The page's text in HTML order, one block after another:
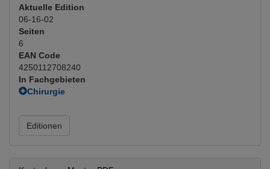
Aktuelle Edition
06-16-02
Seiten
6
EAN Code
4250112708240
In Fachgebieten
Chirurgie
Orthopädie, Traumatologie
Orthopädie operativ
Editionen